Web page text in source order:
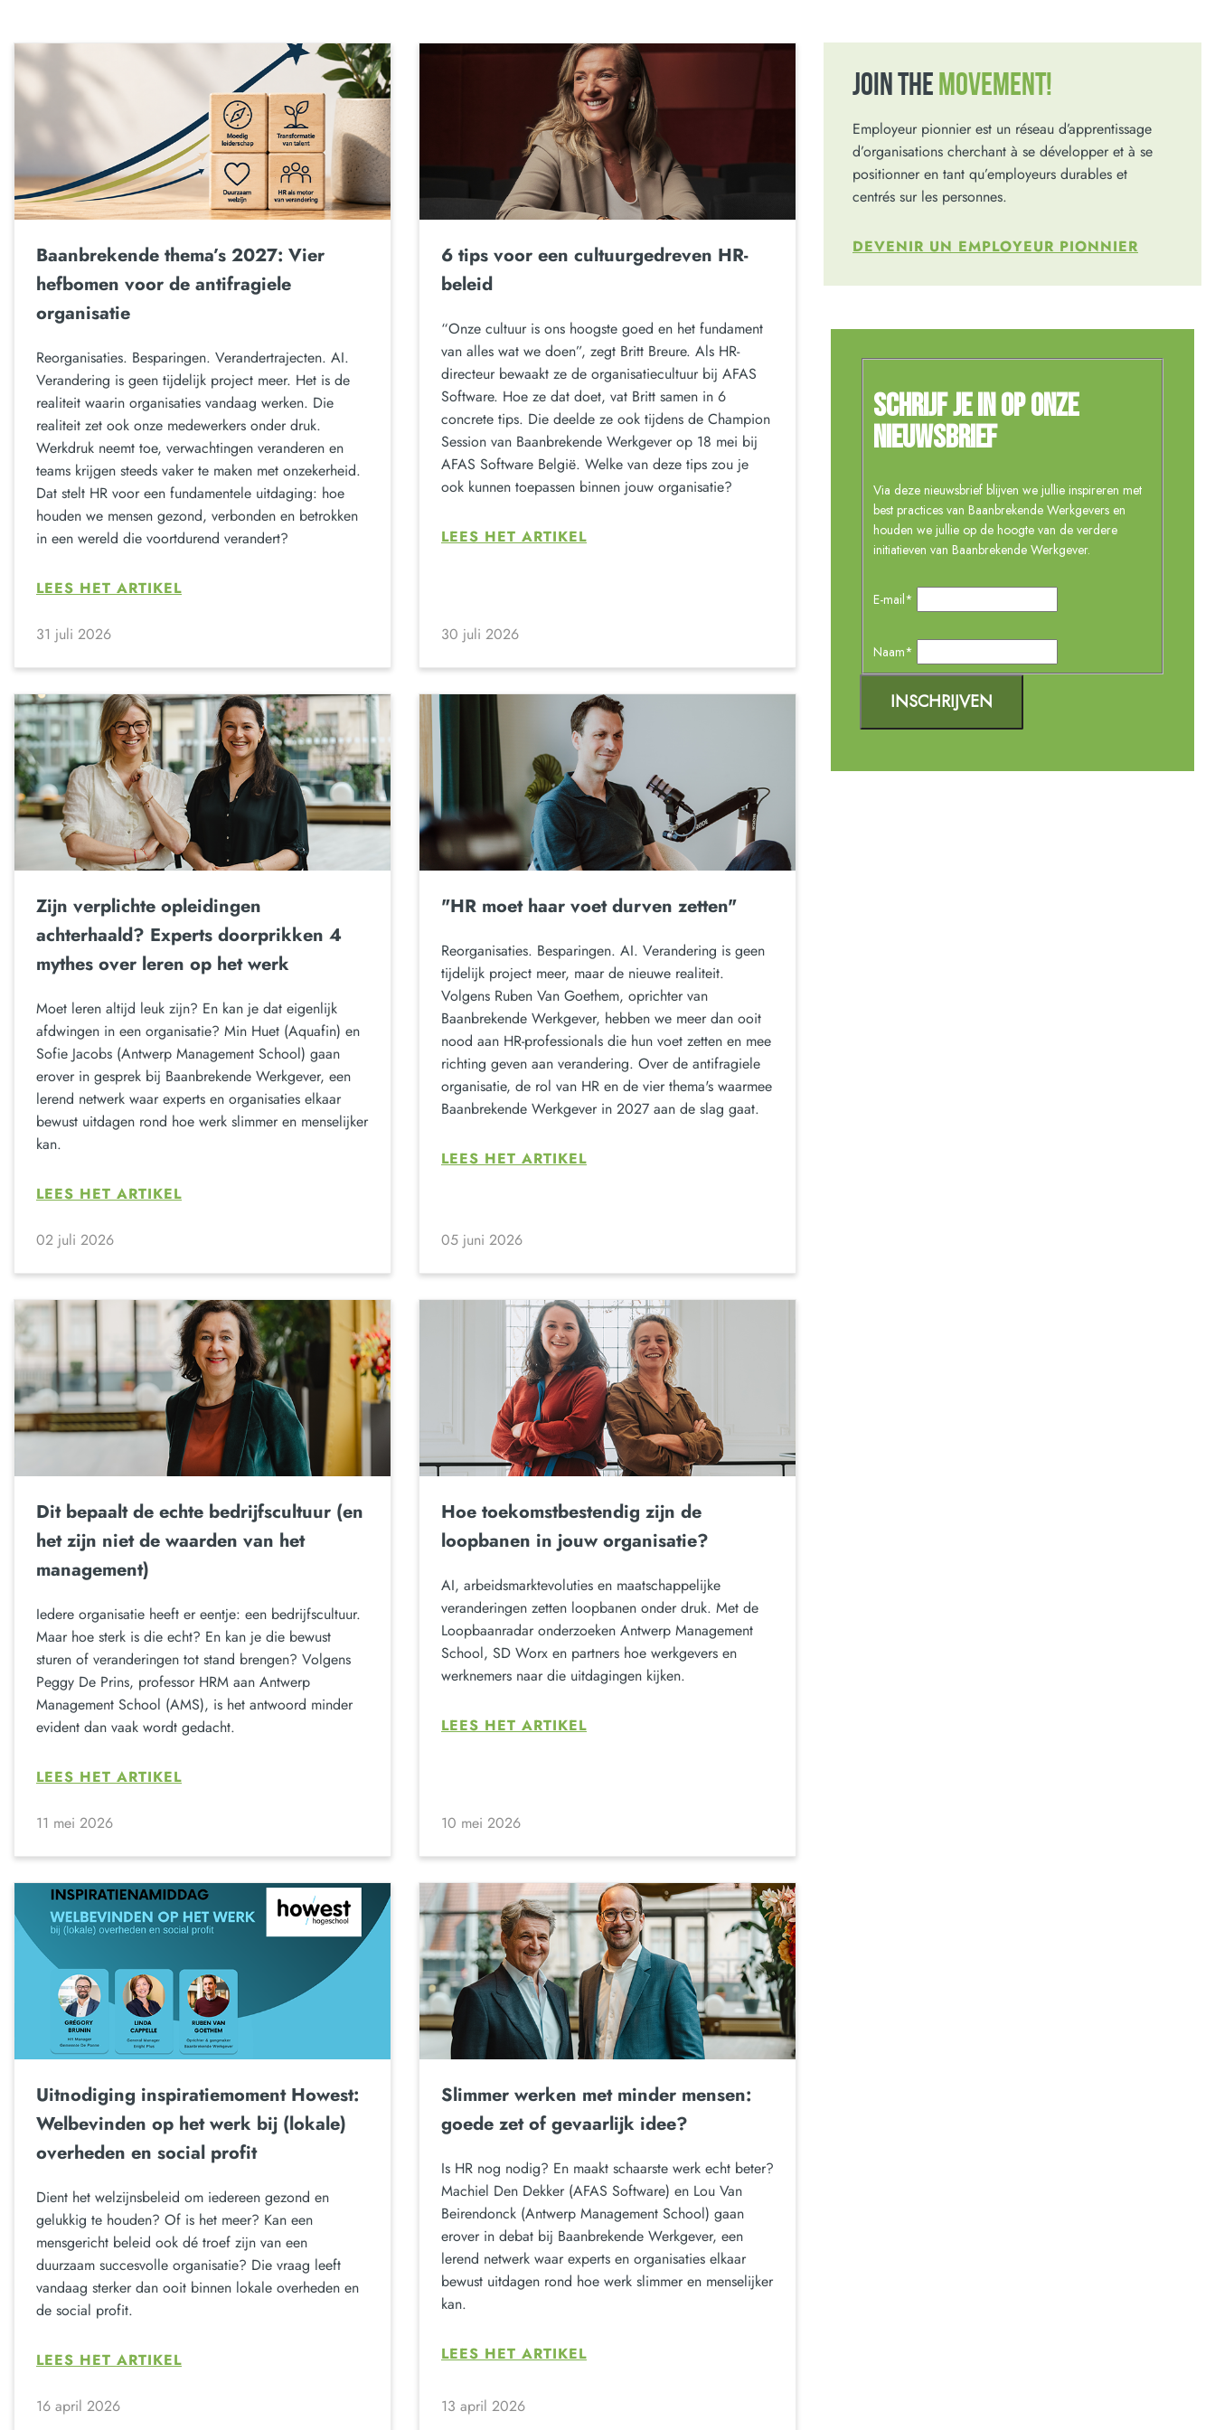
Baanbrekende thema’s 2027: Vier
hefbomen voor de antifragiele
organisatie
Reorganisaties. Besparingen. Verandertrajecten. AI.
Verandering is geen tijdelijk project meer. Het is de
realiteit waarin organisaties vandaag werken. Die
realiteit zet ook onze medewerkers onder druk.
Werkdruk neemt toe, verwachtingen veranderen en
teams krijgen steeds vaker te maken met onzekerheid.
Dat stelt HR voor een fundamentele uitdaging: hoe
houden we mensen gezond, verbonden en betrokken
in een wereld die voortdurend verandert?
LEES HET ARTIKEL
31 juli 2026
6 tips voor een cultuurgedreven HR-
beleid
“Onze cultuur is ons hoogste goed en het fundament
van alles wat we doen”, zegt Britt Breure. Als HR-
directeur bewaakt ze de organisatiecultuur bij AFAS
Software. Hoe ze dat doet, vat Britt samen in 6
concrete tips. Die deelde ze ook tijdens de Champion
Session van Baanbrekende Werkgever op 18 mei bij
AFAS Software België. Welke van deze tips zou je
ook kunnen toepassen binnen jouw organisatie?
LEES HET ARTIKEL
30 juli 2026
Zijn verplichte opleidingen
achterhaald? Experts doorprikken 4
mythes over leren op het werk
Moet leren altijd leuk zijn? En kan je dat eigenlijk
afdwingen in een organisatie? Min Huet (Aquafin) en
Sofie Jacobs (Antwerp Management School) gaan
erover in gesprek bij Baanbrekende Werkgever, een
lerend netwerk waar experts en organisaties elkaar
bewust uitdagen rond hoe werk slimmer en menselijker
kan.
LEES HET ARTIKEL
02 juli 2026
"HR moet haar voet durven zetten"
Reorganisaties. Besparingen. AI. Verandering is geen
tijdelijk project meer, maar de nieuwe realiteit.
Volgens Ruben Van Goethem, oprichter van
Baanbrekende Werkgever, hebben we meer dan ooit
nood aan HR-professionals die hun voet zetten en mee
richting geven aan verandering. Over de antifragiele
organisatie, de rol van HR en de vier thema's waarmee
Baanbrekende Werkgever in 2027 aan de slag gaat.
LEES HET ARTIKEL
05 juni 2026
Dit bepaalt de echte bedrijfscultuur (en
het zijn niet de waarden van het
management)
Iedere organisatie heeft er eentje: een bedrijfscultuur.
Maar hoe sterk is die echt? En kan je die bewust
sturen of veranderingen tot stand brengen? Volgens
Peggy De Prins, professor HRM aan Antwerp
Management School (AMS), is het antwoord minder
evident dan vaak wordt gedacht.
LEES HET ARTIKEL
11 mei 2026
Hoe toekomstbestendig zijn de
loopbanen in jouw organisatie?
AI, arbeidsmarktevoluties en maatschappelijke
veranderingen zetten loopbanen onder druk. Met de
Loopbaanradar onderzoeken Antwerp Management
School, SD Worx en partners hoe werkgevers en
werknemers naar die uitdagingen kijken.
LEES HET ARTIKEL
10 mei 2026
Uitnodiging inspiratiemoment Howest:
Welbevinden op het werk bij (lokale)
overheden en social profit
Dient het welzijnsbeleid om iedereen gezond en
gelukkig te houden? Of is het meer? Kan een
mensgericht beleid ook dé troef zijn van een
duurzaam succesvolle organisatie? Die vraag leeft
vandaag sterker dan ooit binnen lokale overheden en
de social profit.
LEES HET ARTIKEL
16 april 2026
Slimmer werken met minder mensen:
goede zet of gevaarlijk idee?
Is HR nog nodig? En maakt schaarste werk echt beter?
Machiel Den Dekker (AFAS Software) en Lou Van
Beirendonck (Antwerp Management School) gaan
erover in debat bij Baanbrekende Werkgever, een
lerend netwerk waar experts en organisaties elkaar
bewust uitdagen rond hoe werk slimmer en menselijker
kan.
LEES HET ARTIKEL
13 april 2026
JOIN THE MOVEMENT!
Employeur pionnier est un réseau d’apprentissage
d’organisations cherchant à se développer et à se
positionner en tant qu’employeurs durables et
centrés sur les personnes.
DEVENIR UN EMPLOYEUR PIONNIER